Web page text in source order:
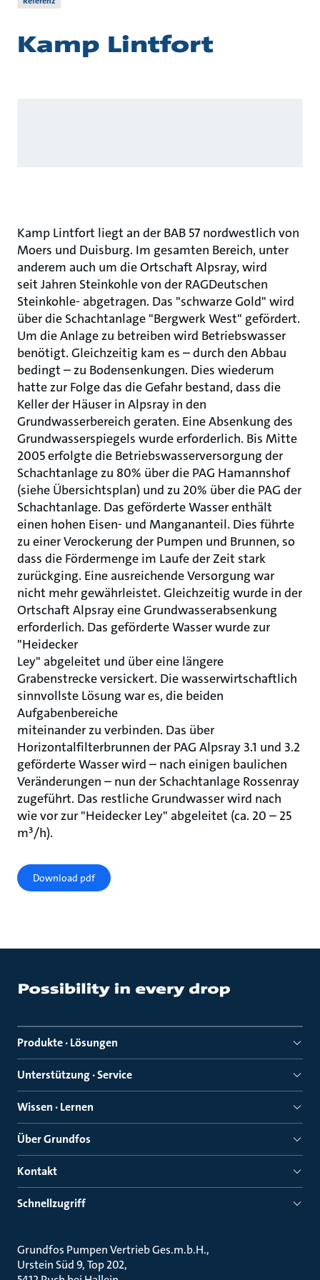
Kamp Lintfort
Kamp Lintfort liegt an der BAB 57 nordwestlich von
Moers und Duisburg. Im gesamten Bereich, unter
anderem auch um die Ortschaft Alpsray, wird
seit Jahren Steinkohle von der RAGDeutschen
Steinkohle- abgetragen. Das "schwarze Gold" wird
über die Schachtanlage "Bergwerk West" gefördert.
Um die Anlage zu betreiben wird Betriebswasser
benötigt. Gleichzeitig kam es – durch den Abbau
bedingt – zu Bodensenkungen. Dies wiederum
hatte zur Folge das die Gefahr bestand, dass die
Keller der Häuser in Alpsray in den
Grundwasserbereich geraten. Eine Absenkung des
Grundwasserspiegels wurde erforderlich. Bis Mitte
2005 erfolgte die Betriebswasserversorgung der
Schachtanlage zu 80% über die PAG Hamannshof
(siehe Übersichtsplan) und zu 20% über die PAG der
Schachtanlage. Das geförderte Wasser enthält
einen hohen Eisen- und Mangananteil. Dies führte
zu einer Verockerung der Pumpen und Brunnen, so
dass die Fördermenge im Laufe der Zeit stark
zurückging. Eine ausreichende Versorgung war
nicht mehr gewährleistet. Gleichzeitig wurde in der
Ortschaft Alpsray eine Grundwasserabsenkung
erforderlich. Das geförderte Wasser wurde zur
"Heidecker
Ley" abgeleitet und über eine längere
Grabenstrecke versickert. Die wasserwirtschaftlich
sinnvollste Lösung war es, die beiden
Aufgabenbereiche
miteinander zu verbinden. Das über
Horizontalfilterbrunnen der PAG Alpsray 3.1 und 3.2
geförderte Wasser wird – nach einigen baulichen
Veränderungen – nun der Schachtanlage Rossenray
zugeführt. Das restliche Grundwasser wird nach
wie vor zur "Heidecker Ley" abgeleitet (ca. 20 – 25
m³/h).
Download pdf
Produkte · Lösungen
Unterstützung · Service
Wissen · Lernen
Über Grundfos
Kontakt
Schnellzugriff
Grundfos Pumpen Vertrieb Ges.m.b.H.
Urstein Süd 9, Top 202